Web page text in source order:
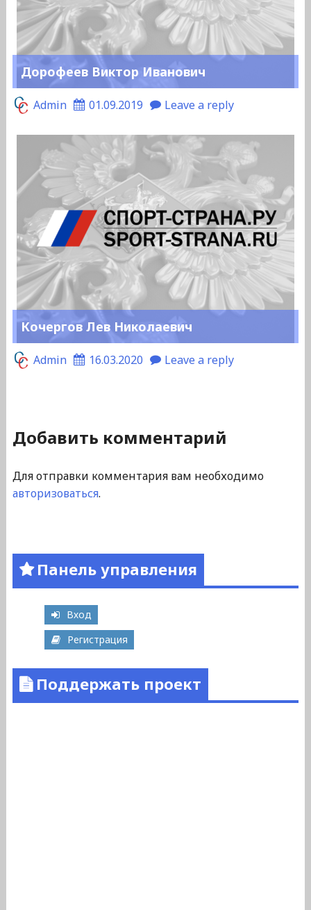
Дорофеев Виктор Иванович
Admin 01.09.2019 Leave a reply
Кочергов Лев Николаевич
Admin 16.03.2020 Leave a reply
Добавить комментарий
Для отправки комментария вам необходимо
авторизоваться.
Панель управления
Вход
Регистрация
Поддержать проект